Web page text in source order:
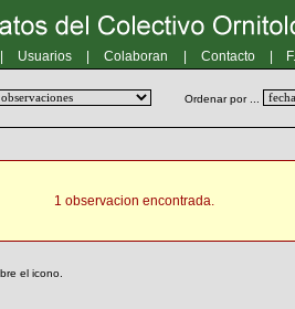
Usuarios Colaboran Contacto
Ordenar por ...
1 observacion encontrada.
el icono.